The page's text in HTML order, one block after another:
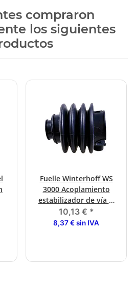
compraron
los siguientes
Fuelle Winterhoff WS
3000 Acoplamiento
estabilizador de vía Ø
70 mm
10,13 € *
8,37 € sin IVA